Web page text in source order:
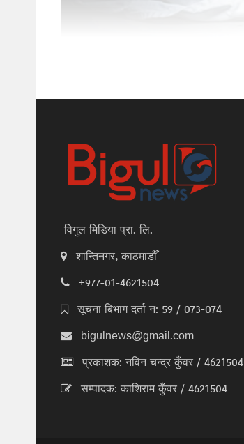
विगुल मिडिया प्रा. लि.
शान्तिनगर, काठमाडौँ
+977-01-4621504
सूचना बिभाग दर्ता न: 59 / 073-074
bigulnews@gmail.com
प्रकाशक: नविन चन्द्र कुँवर / 4621504
सम्पादक: काशिराम कुँवर / 4621504